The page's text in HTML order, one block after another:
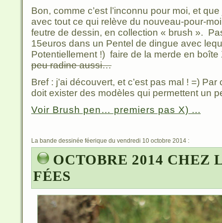
Bon, comme c’est l’inconnu pour moi, et
avec tout ce qui relève du nouveau-pour-
feutre de dessin, en collection « brush ».
15euros dans un Pentel de dingue avec
Potentiellement !) faire de la merde en
peu radine aussi…
Bref : j’ai découvert, et c’est pas mal ! =) Par
doit exister des modèles qui permettent un
Voir Brush pen… premiers pas X) ...
La bande dessinée féerique du vendredi 10 octobre 2014 :
OCTOBRE 2014 CHEZ
FÉES